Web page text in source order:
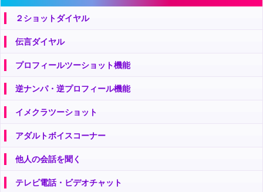
２ショットダイヤル
伝言ダイヤル
プロフィールツーショット機能
逆ナンパ・逆プロフィール機能
イメクラツーショット
アダルトボイスコーナー
他人の会話を聞く
テレビ電話・ビデオチャット